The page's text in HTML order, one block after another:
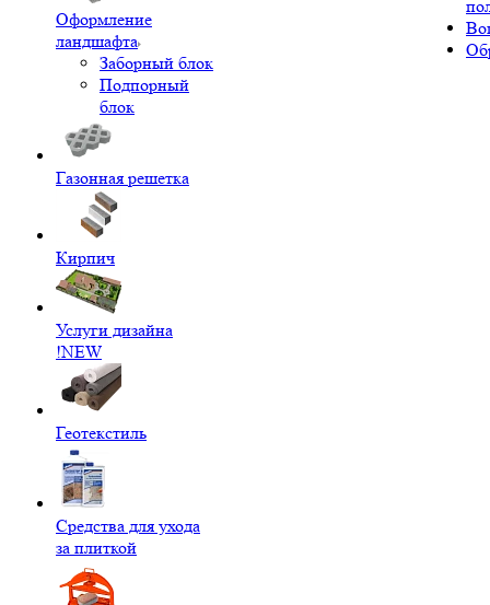
Оформление
ландшафта
Заборный блок
Подпорный
блок
Газонная решетка
Кирпич
Услуги дизайна
!NEW
Геотекстиль
Средства для ухода
за плиткой